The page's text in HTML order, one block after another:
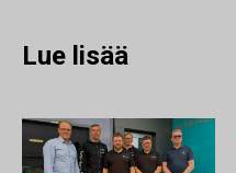
Lue lisää